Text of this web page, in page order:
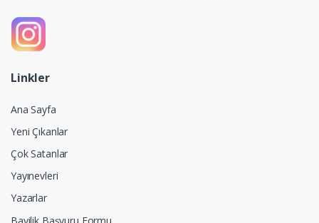
Linkler
Ana Sayfa
Yeni Çıkanlar
Çok Satanlar
Yayınevleri
Yazarlar
Bayilik Başvuru Formu